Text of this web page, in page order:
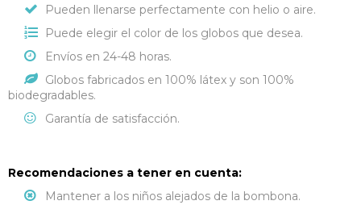
Pueden llenarse perfectamente con helio o aire.
Puede elegir el color de los globos que desea.
Envíos en 24-48 horas.
Globos fabricados en 100% látex y son 100%
biodegradables.
Garantía de satisfacción.
Recomendaciones a tener en cuenta:
Mantener a los niños alejados de la bombona.